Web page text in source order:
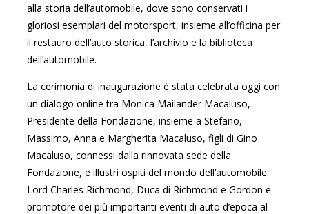
alla storia dell’automobile, dove sono conservati i
gloriosi esemplari del motorsport, insieme all’officina per
il restauro dell’auto storica, l’archivio e la biblioteca
dell’automobile.
La cerimonia di inaugurazione è stata celebrata oggi con
un dialogo online tra Monica Mailander Macaluso,
Presidente della Fondazione, insieme a Stefano,
Massimo, Anna e Margherita Macaluso, figli di Gino
Macaluso, connessi dalla rinnovata sede della
Fondazione, e illustri ospiti del mondo dell’automobile:
Lord Charles Richmond, Duca di Richmond e Gordon e
promotore dei più importanti eventi di auto d’epoca al